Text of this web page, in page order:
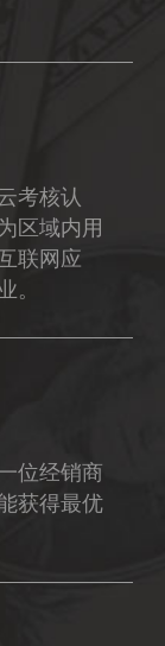
考核认
区域内用
联网应
。
位经销商
获得最优